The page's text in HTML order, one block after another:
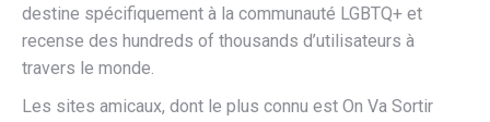
destine spécifiquement à la communauté LGBTQ+ et
recense des hundreds of thousands d’utilisateurs à
travers le monde.
Les sites amicaux, dont le plus connu est On Va Sortir